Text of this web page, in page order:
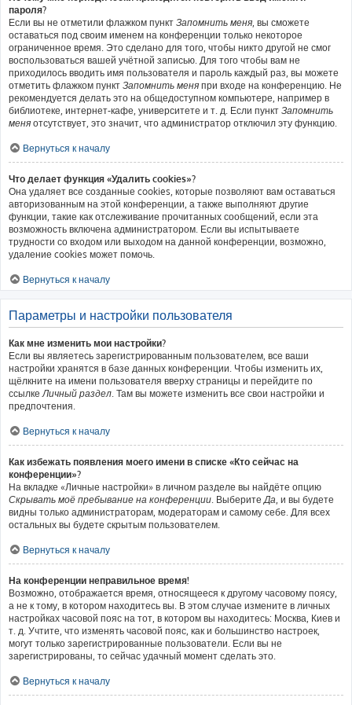
пароля?
Если вы не отметили флажком пункт Запомнить меня, вы сможете
оставаться под своим именем на конференции только некоторое
ограниченное время. Это сделано для того, чтобы никто другой не смог
воспользоваться вашей учётной записью. Для того чтобы вам не
приходилось вводить имя пользователя и пароль каждый раз, вы можете
отметить флажком пункт Запомнить меня при входе на конференцию. Не
рекомендуется делать это на общедоступном компьютере, например в
библиотеке, интернет-кафе, университете и т. д. Если пункт Запомнить
меня отсутствует, это значит, что администратор отключил эту функцию.
Вернуться к началу
Что делает функция «Удалить cookies»?
Она удаляет все созданные cookies, которые позволяют вам оставаться
авторизованным на этой конференции, а также выполняют другие
функции, такие как отслеживание прочитанных сообщений, если эта
возможность включена администратором. Если вы испытываете
трудности со входом или выходом на данной конференции, возможно,
удаление cookies может помочь.
Вернуться к началу
Параметры и настройки пользователя
Как мне изменить мои настройки?
Если вы являетесь зарегистрированным пользователем, все ваши
настройки хранятся в базе данных конференции. Чтобы изменить их,
щёлкните на имени пользователя вверху страницы и перейдите по
ссылкеЛичный раздел. Там вы можете изменить все свои настройки и
предпочтения.
Вернуться к началу
Как избежать появления моего имени в списке «Кто сейчас на
конференции»?
На вкладке «Личные настройки» в личном разделе вы найдёте опцию
Скрывать моё пребывание на конференции. ВыберитеДа, и вы будете
видны только администраторам, модераторам и самому себе. Для всех
остальных вы будете скрытым пользователем.
Вернуться к началу
На конференции неправильное время!
Возможно, отображается время, относящееся к другому часовому поясу,
а не к тому, в котором находитесь вы. В этом случае измените в личных
настройках часовой пояс на тот, в котором вы находитесь: Москва, Киев и
т. д. Учтите, что изменять часовой пояс, как и большинство настроек,
могут только зарегистрированные пользователи. Если вы не
зарегистрированы, то сейчас удачный момент сделать это.
Вернуться к началу